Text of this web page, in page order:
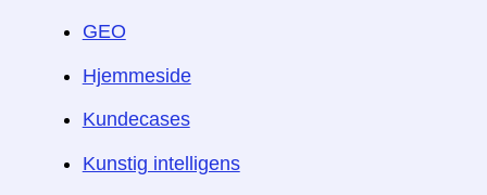
GEO
Hjemmeside
Kundecases
Kunstig intelligens